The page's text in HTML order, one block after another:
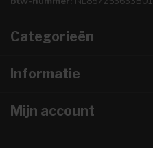
Categorieën
Informatie
Mijn account